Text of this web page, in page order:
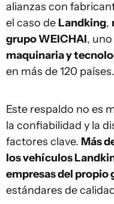
alianzas con
el caso de Landking,
grupo WEICHAI,
maquinaria y
en más de 120 países.
Este respaldo no es
la confiabilidad y la
factores clave. Más
los vehículos
empresas del propio
estándares de